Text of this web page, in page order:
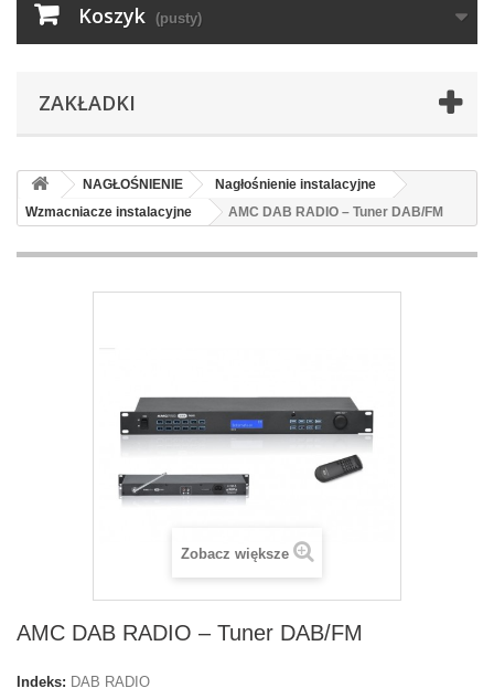
Koszyk (pusty)
ZAKŁADKI
NAGŁOŚNIENIE
Nagłośnienie instalacyjne
Wzmacniacze instalacyjne
AMC DAB RADIO – Tuner DAB/FM
Zobacz większe
AMC DAB RADIO – Tuner DAB/FM
Indeks: DAB RADIO